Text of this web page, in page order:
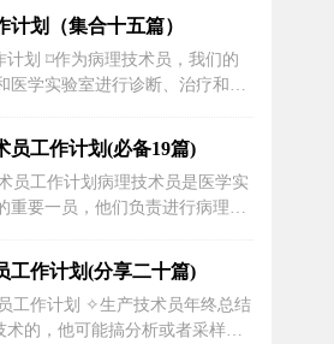
造、维护和修复电子和电气设备
。为了能够胜任这个职位，电路
个周密的工作计划。1.日常工作
作的一项重要任...
划（集合十五篇）
计划 ⌑作为病理技术员，我们的
医学实验室进行诊断、治疗和研
如何使用各种医学设备和工具，
各种生物样本，确保结果准确无
理技术员工作计划能够帮助我们
高工作效率和品质...
员工作计划(必备19篇)
员工作计划病理技术员是医学实
重要一员，他们负责进行病理学
了保证工作的高效和质量，病理
理的工作计划，以提高工作效率
，一个合理的病理技术员工作计
作内容和时间安排。...
工作计划(分享二十篇)
工作计划 ✧生产技术员年终总结
术的，他可能搞分析或者采样是